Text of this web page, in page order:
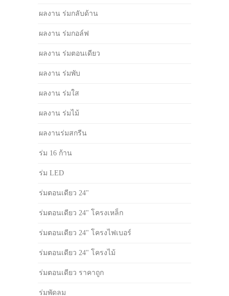
ผลงาน ร่มกลับด้าน
ผลงาน ร่มกอล์ฟ
ผลงาน ร่มตอนเดียว
ผลงาน ร่มพับ
ผลงาน ร่มใส
ผลงาน ร่มไม้
ผลงานร่มสกรีน
ร่ม 16 ก้าน
ร่ม LED
ร่มตอนเดียว 24"
ร่มตอนเดียว 24" โครงเหล็ก
ร่มตอนเดียว 24" โครงไฟเบอร์
ร่มตอนเดียว 24" โครงไม้
ร่มตอนเดียว ราคาถูก
ร่มพัดลม